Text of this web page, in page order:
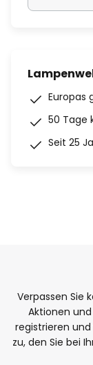
Europas
50 Tage
Seit 25
Verpassen Sie
Aktionen
registrieren
zu, den Sie bei